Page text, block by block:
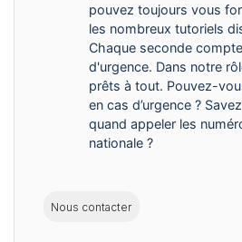
pouvez toujours vous
les nombreux tutoriels
Chaque seconde
d'urgence. Dans notre
prêts à tout. Pouvez-
en cas d’urgence ?
quand appeler les
nationale ?
Nous contacter